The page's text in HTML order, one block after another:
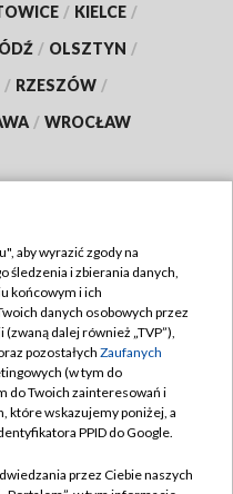
/ KIELCE /
/ OLSZTYN /
/ RZESZÓW /
/ WROCŁAW
TVP
aby wyrazić zgody na
śledzenia i zbierania danych,
końcowym i ich
danych osobowych przez
dalej również „TVP”),
pozostałych Zaufanych
(w tym do
do Twoich zainteresowań i
które wskazujemy poniżej, a
PPID do Google.
przez Ciebie naszych